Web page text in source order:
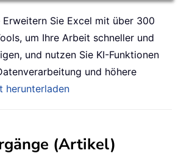
Erweitern Sie Excel mit über 300
um Ihre Arbeit schneller und
und nutzen Sie KI-Funktionen
und höhere
herunterladen
(Artikel)